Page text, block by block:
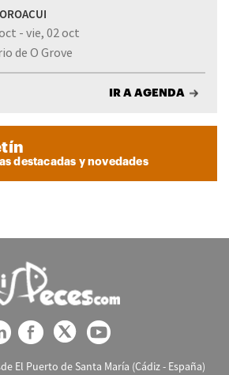
- vie, 02 oct
de O Grove
IR A AGENDA
destacadas y novedades
El Puerto de Santa María (Cádiz - España)